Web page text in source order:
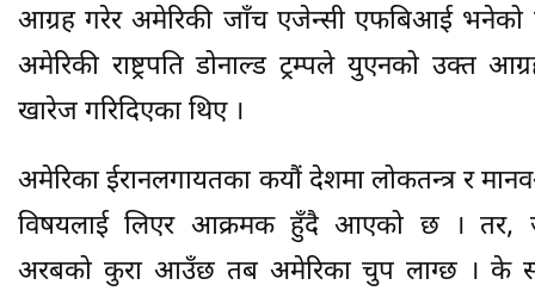
आग्रह गरेर अमेरिकी जाँच एजेन्सी एफबिआई भनेको
अमेरिकी राष्ट्रपति डोनाल्ड ट्रम्पले युएनको उक्त
खारेज गरिदिएका थिए ।
अमेरिका ईरानलगायतका कयौं देशमा लोकतन्त्र र
विषयलाई लिएर आक्रमक हुँदै आएको छ । तर,
अरबको कुरा आउँछ तब अमेरिका चुप लाग्छ । के